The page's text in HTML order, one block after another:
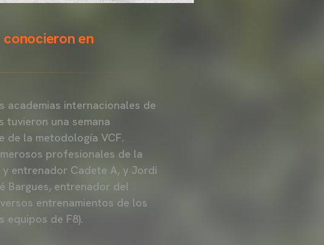
en
academias internacionales de
tuvieron una semana
de la metodología VCF.
profesionales de la
entrenador Cadete A, y Jordi
Bargues, entrenador del
entrenamientos de los
equipos de F8).